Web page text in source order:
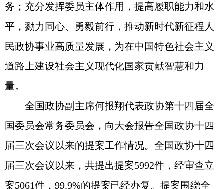
务；充分发挥委员主体作用，提高履职能力和水
平，勠力同心、勇毅前行，推动新时代新征程人
民政协事业高质量发展，为在中国特色社会主义
道路上建设社会主义现代化国家贡献智慧和力
量。
全国政协副主席何报翔代表政协第十四届全
国委员会常务委员会，向大会报告全国政协十四
届三次会议以来的提案工作情况。全国政协十四
届三次会议以来，共提出提案5992件，经审查立
案5061件，99.9%的提案已经办复。提案围绕全